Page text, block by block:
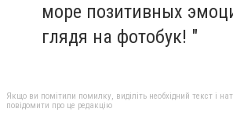
море позитивных
глядя на фотобук! "
Якщо ви помітили помилку, виділіть необхідний текст і
повідомити про це редакцію